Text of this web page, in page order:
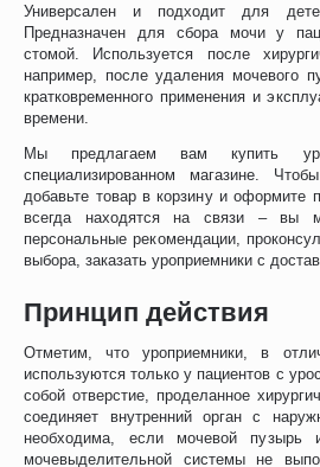
Универсален и подходит для
Предназначен для сбора мочи у
стомой. Используется после
например, после удаления мочевого
кратковременного применения и
времени.
Мы предлагаем вам купить
специализированном магазине.
добавьте товар в корзину и оформите
всегда находятся на связи – вы
персональные рекомендации,
выбора, заказать уроприемники с
Принцип действия
Отметим, что уроприемники, в
используются только у пациентов с
собой отверстие, проделанное
соединяет внутренний орган с
необходима, если мочевой пузырь
мочевыделительной системы не